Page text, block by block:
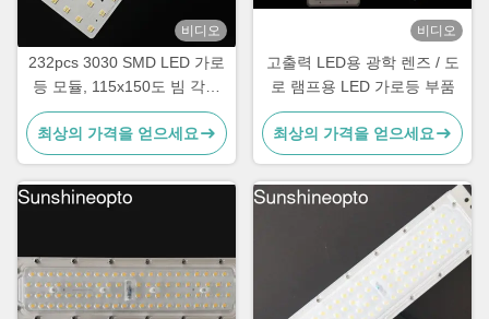
비디오
232pcs 3030 SMD LED 가로
등 모듈, 115x150도 빔 각도
및 광학 등급 PC 렌즈
최상의 가격을 얻으세요
비디오
고출력 LED용 광학 렌즈 / 도
로 램프용 LED 가로등 부품
최상의 가격을 얻으세요